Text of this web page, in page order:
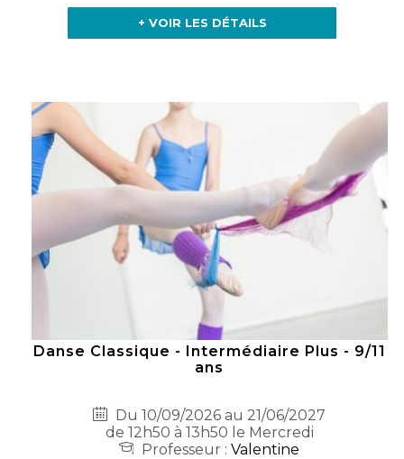
+ VOIR LES DÉTAILS
Danse Classique - Intermédiaire Plus - 9/11
ans
Du 10/09/2026 au 21/06/2027
de 12h50 à 13h50 le Mercredi
Professeur :Valentine